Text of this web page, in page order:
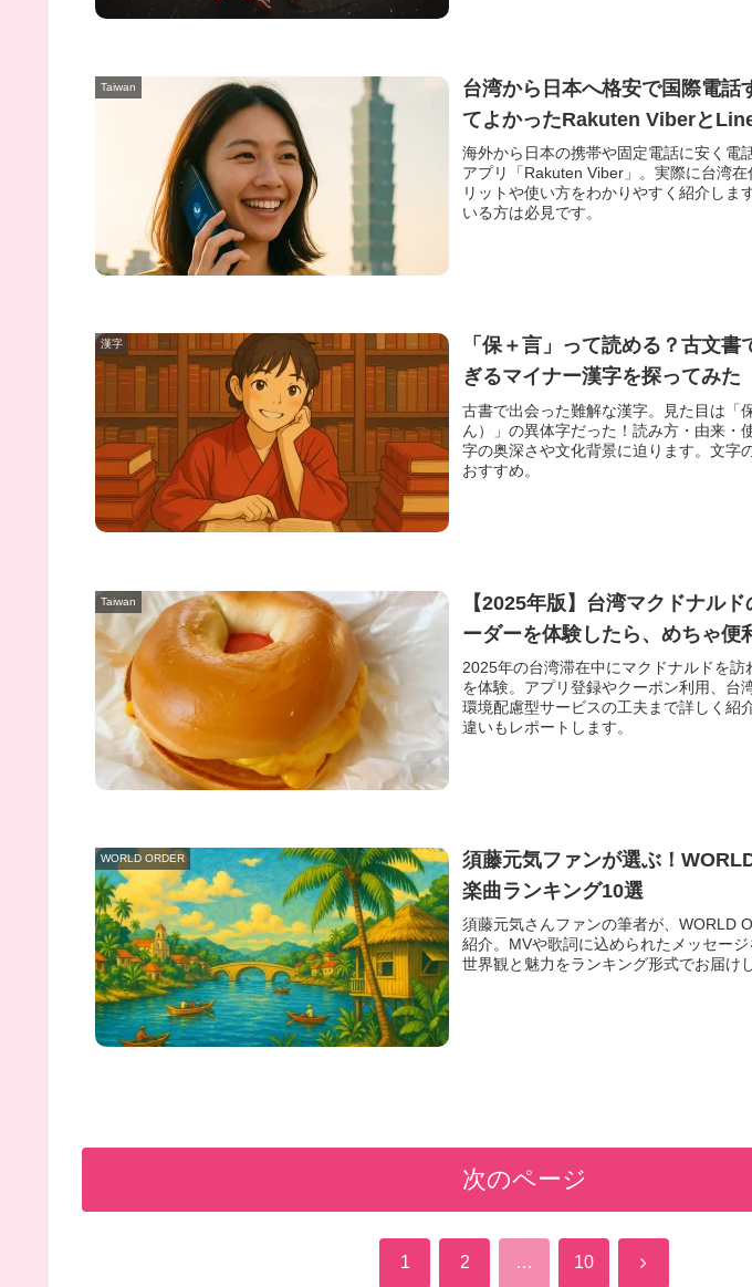
Taiwan
台湾から日本へ格安で国際電話
てよかったRakuten Viberと
海外から日本の携帯や固定電話に安く電
アプリ「Rakuten Viber」。実際に台湾
リットや使い方をわかりやすく紹介しま
いる方は必見です。
漢字
「保＋言」って読める？古文
ぎるマイナー漢字を探ってみた
古書で出会った難解な漢字。見た目は「
ん）」の異体字だった！読み方・由来・
字の奥深さや文化背景に迫ります。文字
おすすめ。
Taiwan
【2025年版】台湾マクドナル
ーダーを体験したら、めちゃ便
2025年の台湾滞在中にマクドナルドを
を体験。アプリ登録やクーポン利用、台
環境配慮型サービスの工夫まで詳しく紹
違いもレポートします。
WORLD ORDER
須藤元気ファンが選ぶ！
楽曲ランキング10選
須藤元気さんファンの筆者が、WORLD
紹介。MVや歌詞に込められたメッセー
世界観と魅力をランキング形式でお届け
次のページ
1 2 … 10 次